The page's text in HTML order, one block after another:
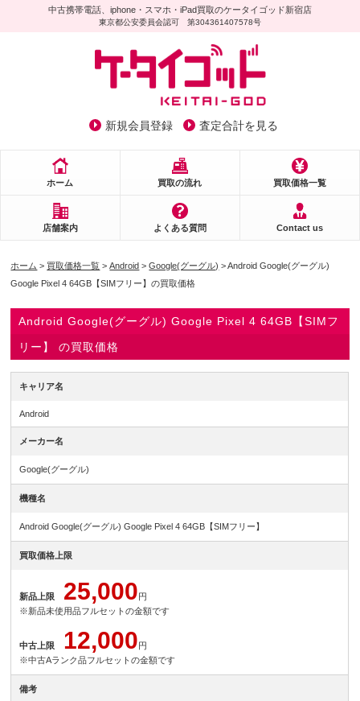
中古携帯電話、iphone・スマホ・iPad買取のケータイゴッド新宿店
東京都公安委員会認可 第304361407578号
新規会員登録 査定合計を見る
ホーム 買取の流れ 買取価格一覧
店舗案内 よくある質問 Contact us
ホーム > 買取価格一覧 >Android >Google(グーグル) > Android Google(グーグル)
Google Pixel 4 64GB【SIMフリー】の買取価格
Android Google(グーグル) Google Pixel 4 64GB【SIMフ
リー】 の買取価格
キャリア名
Android
メーカー名
Google(グーグル)
機種名
Android Google(グーグル) Google Pixel 4 64GB【SIMフリー】
買取価格上限
新品上限 25,000円
※新品未使用品フルセットの金額です
中古上限 12,000円
※中古Aランク品フルセットの金額です
備考